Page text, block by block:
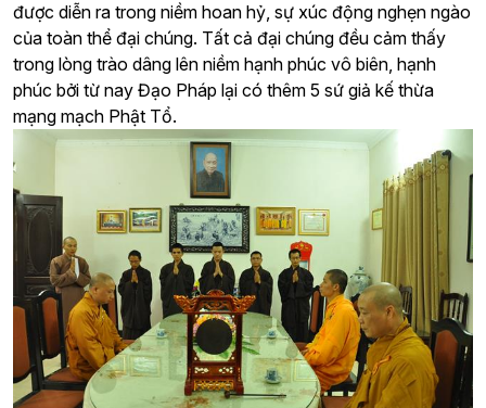
được diễn ra trong niềm hoan hỷ, sự xúc động nghẹn ngào
của toàn thể đại chúng. Tất cả đại chúng đều cảm thấy
trong lòng trào dâng lên niềm hạnh phúc vô biên, hạnh
phúc bởi từ nay Đạo Pháp lại có thêm 5 sứ giả kế thừa
mạng mạch Phật Tổ.